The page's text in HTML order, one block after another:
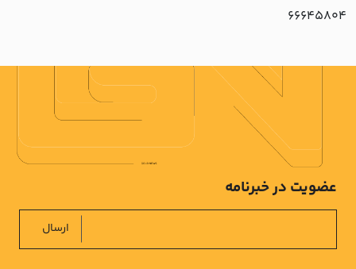
66645804
عضویت در خبرنامه
ارسال